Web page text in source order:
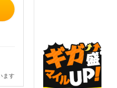
ます